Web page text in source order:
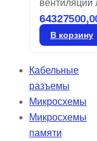
вентиляции
150
настройки и
В корзину
Кабельные
разъемы
Микросхемы
Микросхемы
памяти